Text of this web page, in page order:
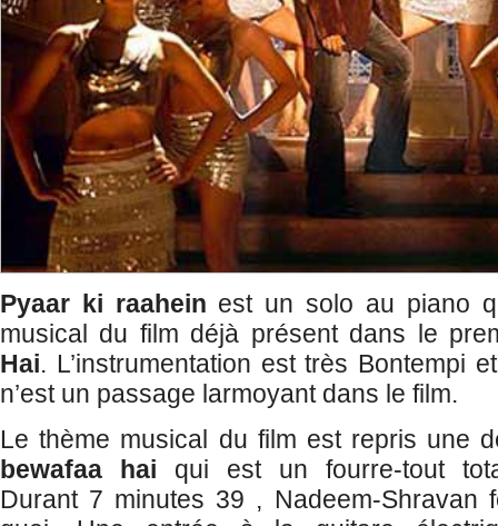
Pyaar ki raahein est un solo au piano
musical du film déjà présent dans le
Hai. L’instrumentation est très Bontempi
n’est un passage larmoyant dans le film.
Le thème musical du film est repris une
bewafaa hai qui est un fourre-tout
Durant 7 minutes 39 , Nadeem-Shravan